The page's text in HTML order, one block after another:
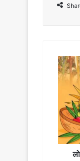
लोक
आस्था
का
छठ
नहाय
खाय
के
साथ